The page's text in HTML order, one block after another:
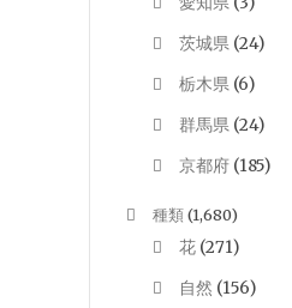
茨城県 (24)
栃木県 (6)
群馬県 (24)
京都府 (185)
種類(1,680)
花 (271)
自然 (156)